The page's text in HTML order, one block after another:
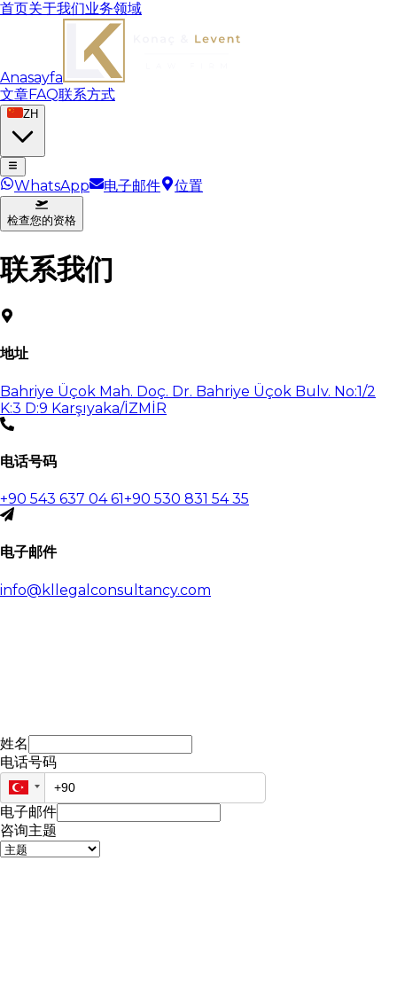
首页关于我们业务领域
Anasayfa
文章FAQ联系方式
ZH
WhatsApp 电子邮件 位置
检查您的资格
联系我们
地址
Bahriye Üçok Mah. Doç. Dr. Bahriye Üçok Bulv. No:1/2
K:3 D:9 Karşıyaka/İZMİR
电话号码
+90 543 637 04 61+90 530 831 54 35
电子邮件
info@kllegalconsultancy.com
姓名
电话号码
电子邮件
咨询主题